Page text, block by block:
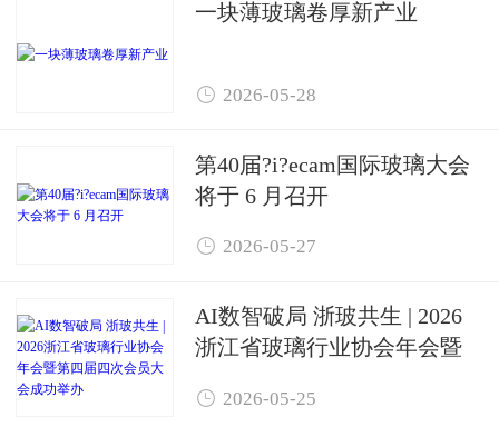
一块薄玻璃卷厚新产业
 2026-05-28
第40届?i?ecam国际玻璃大会
将于 6 月召开
 2026-05-27
AI数智破局 浙玻共生 | 2026
浙江省玻璃行业协会年会暨
办
 2026-05-25